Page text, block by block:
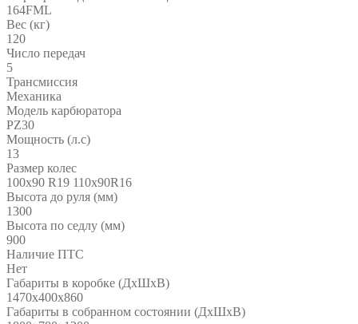
164FML
Вес (кг)
120
Число передач
5
Трансмиссия
Механика
Модель карбюратора
PZ30
Мощность (л.с)
13
Размер колес
100х90 R19 110х90R16
Высота до руля (мм)
1300
Высота по седлу (мм)
900
Наличие ПТС
Нет
Габариты в коробке (ДхШхВ)
1470x400x860
Габариты в собранном состоянии (ДхШхВ)